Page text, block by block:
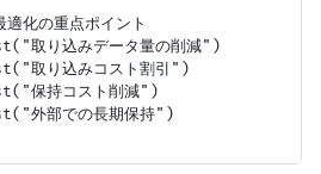
化の重点ポイント
取り込みデータ量の削減")
取り込みコスト割引")
保持コスト削減")
外部での長期保持")